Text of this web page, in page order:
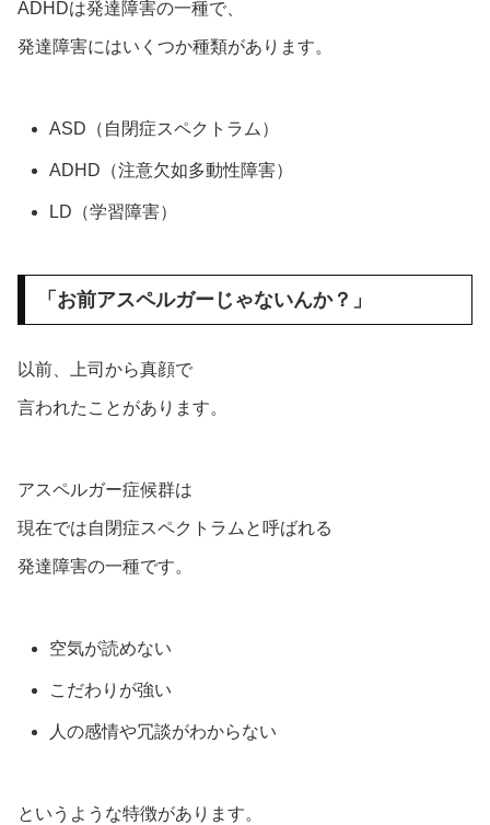
ADHDは発達障害の一種で、
発達障害にはいくつか種類があります。
ASD（自閉症スペクトラム）
ADHD（注意欠如多動性障害）
LD（学習障害）
「お前アスペルガーじゃないんか？」
以前、上司から真顔で
言われたことがあります。
アスペルガー症候群は
現在では自閉症スペクトラムと呼ばれる
発達障害の一種です。
空気が読めない
こだわりが強い
人の感情や冗談がわからない
というような特徴があります。